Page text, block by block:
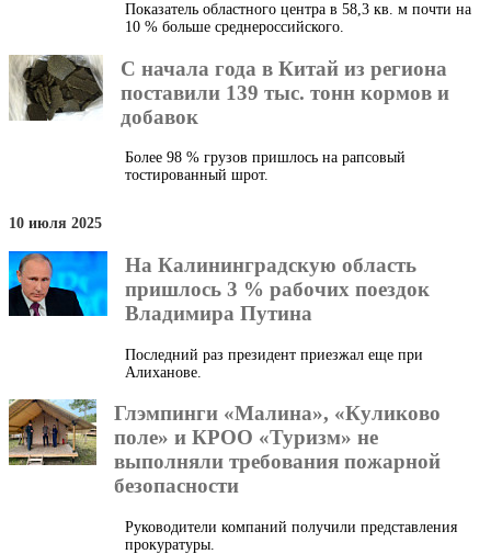
Показатель областного центра в 58,3 кв. м почти на
10 % больше среднероссийского.
С начала года в Китай из региона
поставили 139 тыс. тонн кормов и
добавок
Более 98 % грузов пришлось на рапсовый
тостированный шрот.
10 июля 2025
На Калининградскую область
пришлось 3 % рабочих поездок
Владимира Путина
Последний раз президент приезжал еще при
Алиханове.
Глэмпинги «Малина», «Куликово
поле» и КРОО «Туризм» не
выполняли требования пожарной
безопасности
Руководители компаний получили представления
прокуратуры.